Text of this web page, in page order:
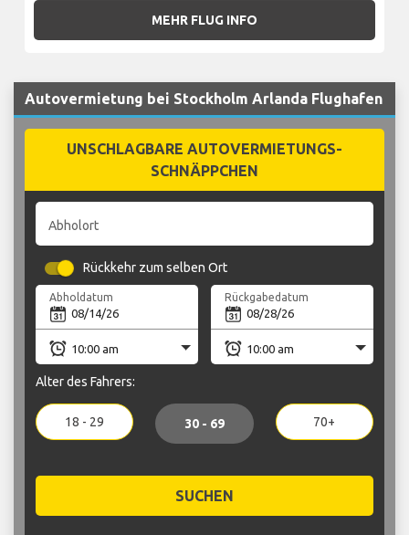
MEHR FLUG INFO
Autovermietung bei Stockholm Arlanda Flughafen
UNSCHLAGBARE AUTOVERMIETUNGS-
SCHNÄPPCHEN
Abholort
Rückkehr zum selben Ort
Abholdatum Rückgabedatum
Alter des Fahrers:
18 - 29 30 - 69 70+
SUCHEN